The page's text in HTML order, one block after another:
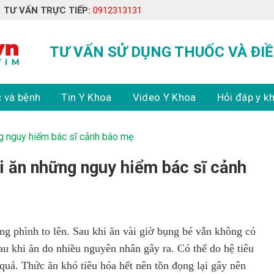
TƯ VẤN TRỰC TIẾP: 0912313131
TƯ VẤN SỬ DỤNG THUỐC VÀ
và bệnh Tin Y Khoa Video Y Khoa Hỏi đáp y
nguy hiểm bác sĩ cảnh báo mẹ
những nguy hiểm bác sĩ cảnh
phình to lên. Sau khi ăn vài giờ bụng bé vẫn không có
khi ăn do nhiều nguyên nhân gây ra. Có thể do hệ tiêu
Thức ăn khó tiêu hóa hết nên tồn đọng lại gây nên